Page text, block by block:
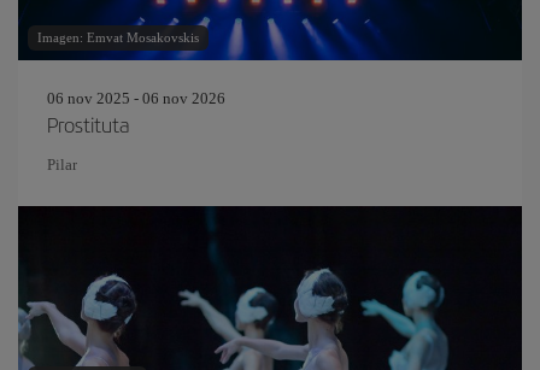
Imagen: Emvat Mosakovskis
06 nov 2025 - 06 nov 2026
Prostituta
Pilar